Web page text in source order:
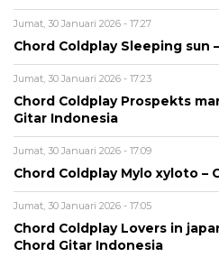
Jumat, 30 Januari 2026 - 17:27
Chord Coldplay Sleeping sun
Jumat, 30 Januari 2026 - 17:23
Chord Coldplay Prospekts
Gitar Indonesia
Jumat, 30 Januari 2026 - 17:09
Chord Coldplay Mylo xyloto –
Jumat, 30 Januari 2026 - 17:05
Chord Coldplay Lovers in
Chord Gitar Indonesia